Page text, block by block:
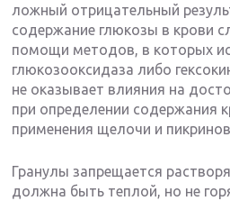
ложный отрицательный
содержание глюкозы в крови
помощи методов, в которых
глюкозооксидаза либо
не оказывает влияния на
при определении содержания
применения щелочи и
Гранулы запрещается
должна быть теплой, но не